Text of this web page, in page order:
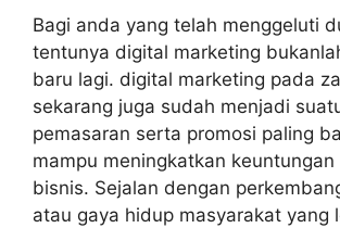
Bagi anda yang telah menggeluti
tentunya digital marketing
baru lagi. digital marketing pada
sekarang juga sudah menjadi
pemasaran serta promosi paling
mampu meningkatkan
bisnis. Sejalan dengan
atau gaya hidup masyarakat yang